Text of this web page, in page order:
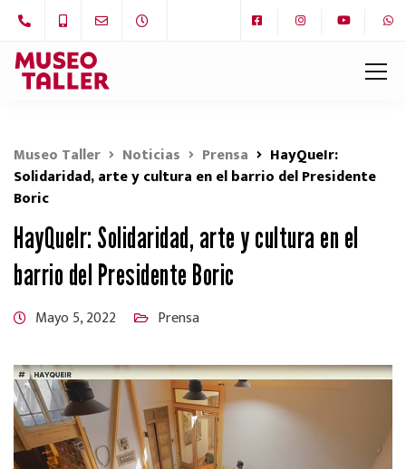
Museo Taller Noticias Prensa
HayQueIr:
Solidaridad, arte y cultura en el barrio del Presidente
Boric
HayQueIr: Solidaridad, arte y cultura en el
barrio del Presidente Boric
Mayo 5, 2022 Prensa